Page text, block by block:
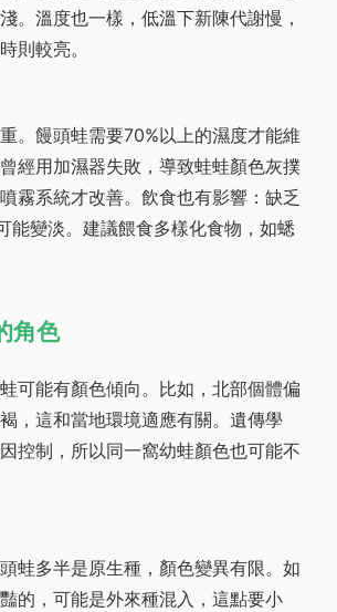
。溫度也一樣，低溫下新陳代謝慢，
則較亮。
。饅頭蛙需要70%以上的濕度才能維
經用加濕器失敗，導致蛙蛙顏色灰撲
霧系統才改善。飲食也有影響：缺乏
能變淡。建議餵食多樣化食物，如蟋
角色
可能有顏色傾向。比如，北部個體偏
，這和當地環境適應有關。遺傳學
控制，所以同一窩幼蛙顏色也可能不
蛙多半是原生種，顏色變異有限。如
的，可能是外來種混入，這點要小